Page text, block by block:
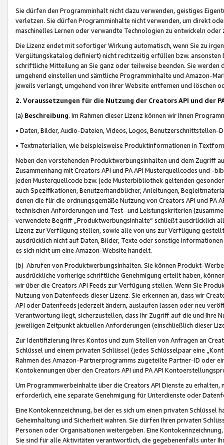
Sie dürfen den Programminhalt nicht dazu verwenden, geistiges
verletzen. Sie dürfen Programminhalte nicht verwenden, um direkt
maschinelles Lernen oder verwandte Technologien zu entwickeln
Die Lizenz endet mit sofortiger Wirkung automatisch, wenn Sie zu
Vergütungskatalog definiert) nicht rechtzeitig erfüllen bzw. ansonsten
schriftliche Mitteilung an Sie ganz oder teilweise beenden. Sie werden
umgehend einstellen und sämtliche Programminhalte und Amazon-
jeweils verlangt, umgehend von Ihrer Website entfernen und löschen
2. Voraussetzungen für die Nutzung der Creators API und der
(a) Beschreibung. Im Rahmen dieser Lizenz können wir Ihnen
• Daten, Bilder, Audio-Dateien, Videos, Logos, Benutzerschnittstellen-
• Textmaterialien, wie beispielsweise Produktinformationen in
Neben den vorstehenden Produktwerbungsinhalten und dem Zugriff
Zusammenhang mit Creators API und PA API Musterquellcodes und
jeden Musterquellcode bzw. jede Musterbibliothek geltenden
auch Spezifikationen, Benutzerhandbücher, Anleitungen,
denen die für die ordnungsgemäße Nutzung von Creators API und PA
technischen Anforderungen und Test- und Leistungskriterien
verwendete Begriff „Produktwerbungsinhalte“ schließt ausdrücklich
Lizenz zur Verfügung stellen, sowie alle von uns zur Verfügung
ausdrücklich nicht auf Daten, Bilder, Texte oder sonstige
es sich nicht um eine Amazon-Website handelt.
(b) Abrufen von Produktwerbungsinhalten. Sie können Produkt-
ausdrückliche vorherige schriftliche Genehmigung erteilt haben,
wir über die Creators API Feeds zur Verfügung stellen. Wenn Sie
Nutzung von Datenfeeds dieser Lizenz. Sie erkennen an, dass wir
API oder Datenfeeds jederzeit ändern, auslaufen lassen oder neu
Verantwortung liegt, sicherzustellen, dass Ihr Zugriff auf die und Ihre
jeweiligen Zeitpunkt aktuellen Anforderungen (einschließlich dieser
Zur Identifizierung Ihres Kontos und zum Stellen von Anfragen an
Schlüssel und einem privaten Schlüssel (jedes Schlüsselpaar eine
Rahmen des Amazon-Partnerprogramms zugeteilte Partner-ID oder
Kontokennungen über den Creators API und PA API
Um Programmwerbeinhalte über die Creators API Dienste zu
erforderlich, eine separate Genehmigung für Unterdienste oder
Eine Kontokennzeichnung, bei der es sich um einen privaten
Geheimhaltung und Sicherheit wahren. Sie dürfen Ihren privaten
Personen oder Organisationen weitergeben. Eine
Sie sind für alle Aktivitäten verantwortlich, die gegebenenfalls unter